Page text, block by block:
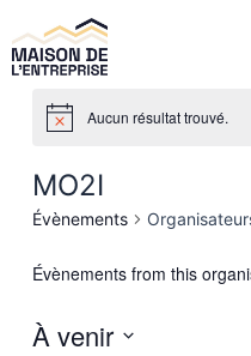
au
contenu
Aucun résultat trouvé.
MO2I
Évènements
Évènements from this
À venir